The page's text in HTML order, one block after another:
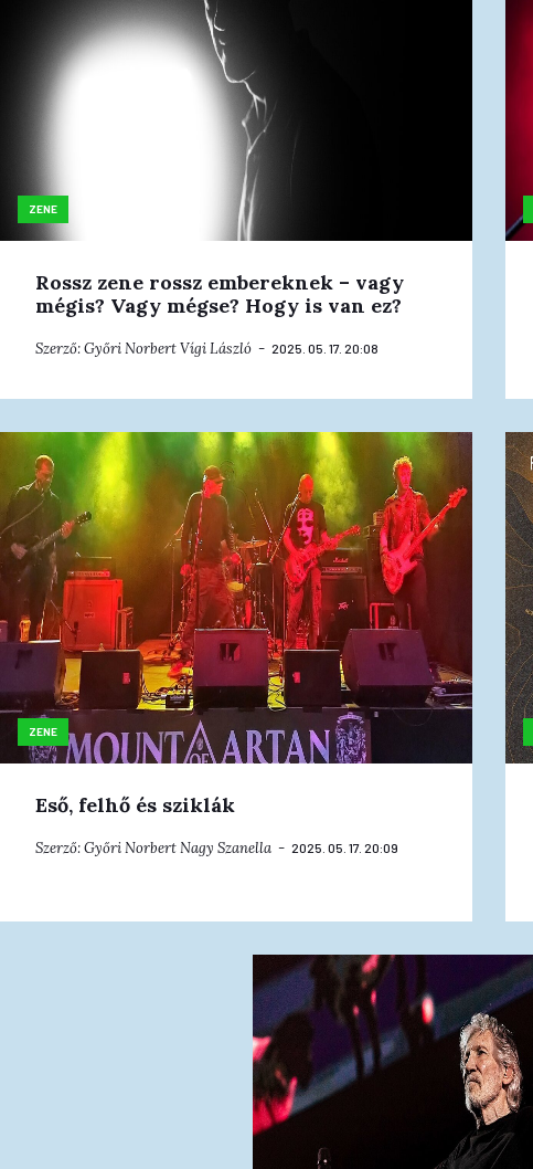
ZENE
Rossz zene rossz embereknek – vagy
mégis? Vagy mégse? Hogy is van ez?
Szerző:Győri Norbert Vígi László 2025. 05. 17. 20:08
ZENE
Eső, felhő és sziklák
Szerző:Győri NorbertNagy Szanella 2025. 05. 17. 20:09